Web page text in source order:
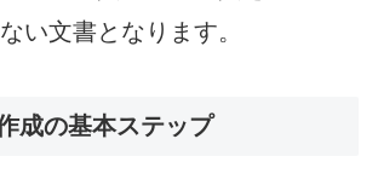
い文書となります。
成の基本ステップ